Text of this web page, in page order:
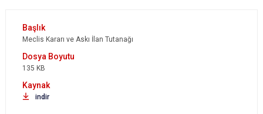
Meclis Kararı ve Askı İlan Tutanağı
135 KB
indir